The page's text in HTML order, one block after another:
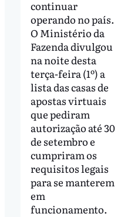
continuar
operando no país.
O Ministério da
Fazenda divulgou
na noite desta
terça-feira (1º) a
lista das casas de
apostas virtuais
que pediram
autorização até 30
de setembro e
cumpriram os
requisitos legais
para se manterem
em
funcionamento.